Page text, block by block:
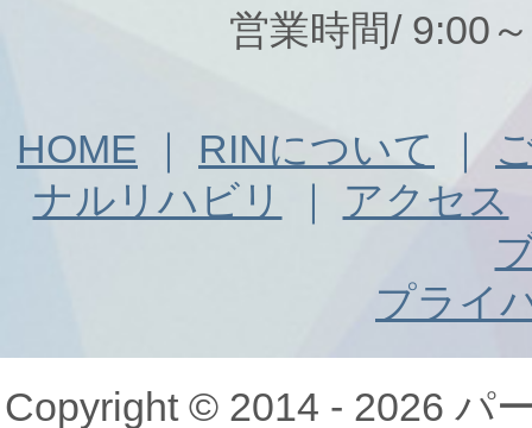
営業時間/ 9:00
HOME ｜ RINについて ｜
ナルリハビリ
｜ アクセス
プライ
Copyright © 2014 - 2026 パ